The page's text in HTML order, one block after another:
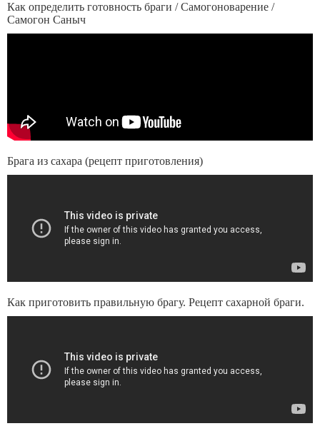
Как определить готовность браги / Самогоноварение /
Самогон Саныч
Брага из сахара (рецепт приготовления)
Как приготовить правильную брагу. Рецепт сахарной браги.